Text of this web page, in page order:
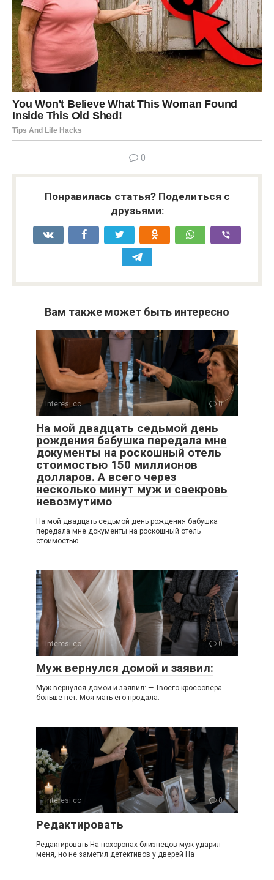
0
Понравилась статья? Поделиться с
друзьями:
Вам также может быть интересно
Interesi.cc 0
На мой двадцать седьмой день
рождения бабушка передала мне
документы на роскошный отель
стоимостью 150 миллионов
долларов. А всего через
несколько минут муж и свекровь
невозмутимо
На мой двадцать седьмой день рождения бабушка
передала мне документы на роскошный отель
стоимостью
Interesi.cc 0
Муж вернулся домой и заявил:
Муж вернулся домой и заявил: — Твоего кроссовера
больше нет. Моя мать его продала.
Interesi.cc 0
Редактировать
Редактировать На похоронах близнецов муж ударил
меня, но не заметил детективов у дверей На